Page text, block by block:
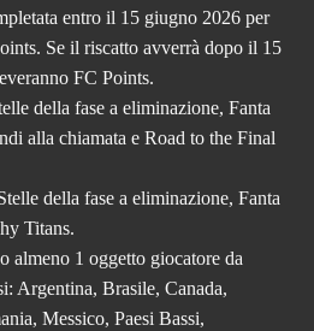
entro il 15 giugno 2026 per
Se il riscatto avverrà dopo il 15
FC Points.
della fase a eliminazione, Fanta
alla chiamata e Road to the Final
della fase a eliminazione, Fanta
Titans.
almeno 1 oggetto giocatore da
Argentina, Brasile, Canada,
Messico, Paesi Bassi,